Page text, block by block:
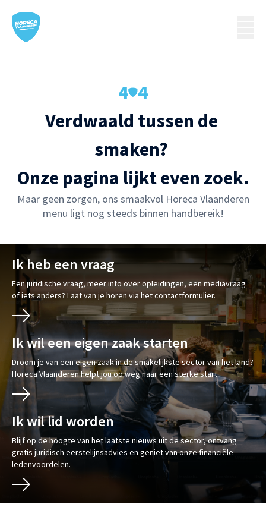
4 4
Verdwaald tussen de
smaken?
Onze pagina lijkt even zoek.
Maar geen zorgen, ons smaakvol Horeca Vlaanderen
menu ligt nog steeds binnen handbereik!
Ik heb een vraag
Een juridische vraag, meer info over opleidingen, een mediavraag
of iets anders? Laat van je horen via het contactformulier.
Ik wil een eigen zaak starten
Droom je van een eigen zaak in de smakelijkste sector van het land?
Horeca Vlaanderen helpt jou op weg naar een sterke start.
Ik wil lid worden
Blijf op de hoogte van het laatste nieuws uit de sector, ontvang
gratis juridisch eerstelijnsadvies en geniet van onze financiële
ledenvoordelen.